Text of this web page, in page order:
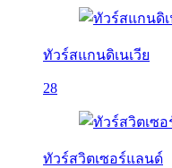
ทัวร์สแกนดิเนเวีย
28
ทัวร์สวิตเซอร์แลนด์